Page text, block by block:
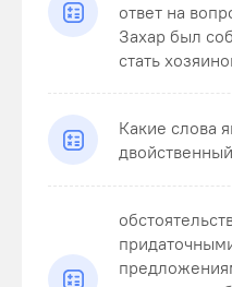
ответ на
Захар был
стать
Какие слова